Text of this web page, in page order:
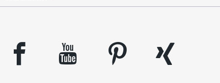
facebook youtube pinterest
xing